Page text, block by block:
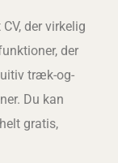
der virkelig
der
træk-og-
Du kan
gratis,